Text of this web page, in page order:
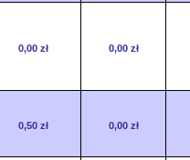
0,00 zł 0,00 zł
0,50 zł 0,00 zł